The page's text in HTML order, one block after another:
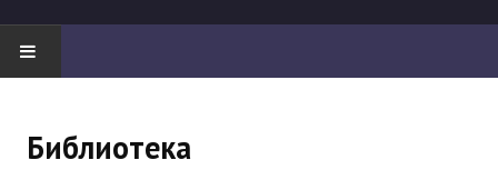
"Боевая" русистика
Библиотека